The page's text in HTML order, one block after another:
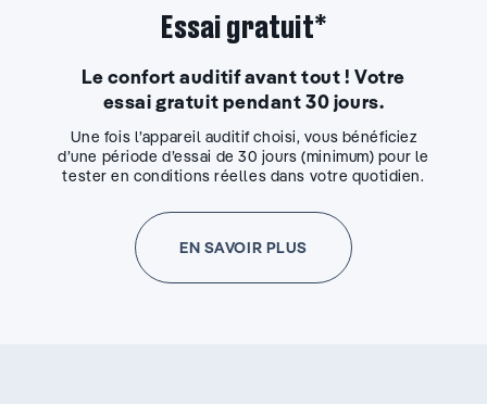
Essai gratuit*
Le confort auditif avant tout ! Votre
essai gratuit pendant 30 jours.
Une fois l’appareil auditif choisi, vous bénéficiez
d’une période d’essai de 30 jours (minimum) pour le
tester en conditions réelles dans votre quotidien.
EN SAVOIR PLUS